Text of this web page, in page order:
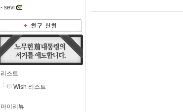
- sevi
리스트
Wish 리스트
마이리뷰